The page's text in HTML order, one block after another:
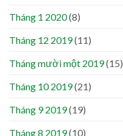
Tháng 1 2020(8)
Tháng 12 2019(11)
Tháng mười một 2019(15)
Tháng 10 2019(21)
Tháng 9 2019(19)
Tháng 8 2019(10)